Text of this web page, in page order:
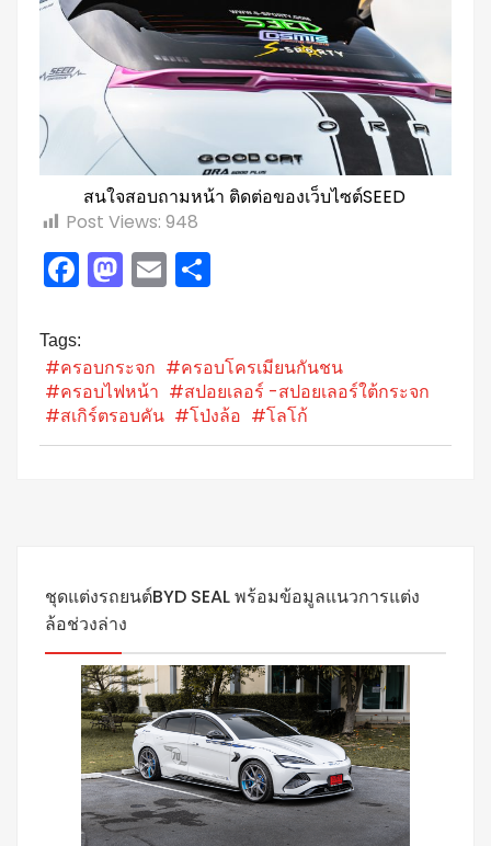
สนใจสอบถามหน้า ติดต่อของเว็บไซต์SEED
Post Views: 948
Facebook
Mastodon
Email
Tags:
#ครอบกระจก #ครอบโครเมียนกันชน
#ครอบไฟหน้า #สปอยเลอร์ -สปอยเลอร์ใต้กระจก
#สเกิร์ตรอบคัน #โป่งล้อ #โลโก้
ชุดแต่งรถยนต์BYD SEAL พร้อมข้อมูลแนวการแต่ง
ล้อช่วงล่าง